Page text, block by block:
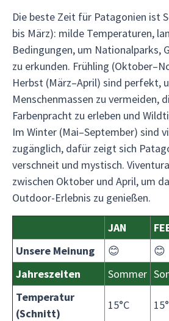
Die beste Zeit für Patagonien ist
bis März): milde Temperaturen,
Bedingungen, um Nationalparks,
zu erkunden. Frühling
Herbst (März–April) sind perfekt,
Menschenmassen zu vermeiden,
Farbenpracht zu erleben und
Im Winter (Mai–September) sind
zugänglich, dafür zeigt sich
verschneit und mystisch.
zwischen Oktober und April, um
Outdoor-Erlebnis zu genießen.
JAN
Unsere Meinung
😊 😊
Jahreszeiten
Sommer
Temperatur
(Schnitt)
15°C